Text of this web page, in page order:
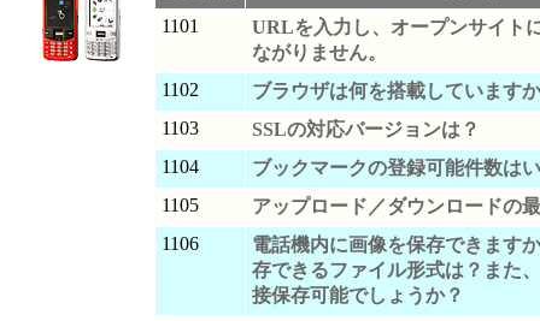
1101
URLを入力し、オープンサイト
ながりません。
1102
ブラウザは何を搭載しています
1103
SSLの対応バージョンは？
1104
ブックマークの登録可能件数は
1105
アップロード／ダウンロードの
1106
電話機内に画像を保存できます
存できるファイル形式は？また
接保存可能でしょうか？